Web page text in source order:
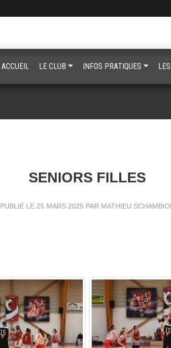
SENIORS FILLES
PUBLIÉ LE 25 MARS 2025 PAR MATHIEU
ACCUEIL LE CLUB INFOS PRATIQUES